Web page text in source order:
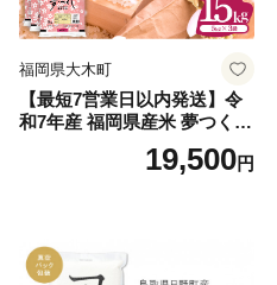
福岡県大木町
【最短7営業日以内発送】令
和7年産 福岡県産米 夢つくし
15kg 精米 ※北海道・沖縄・
19,500円